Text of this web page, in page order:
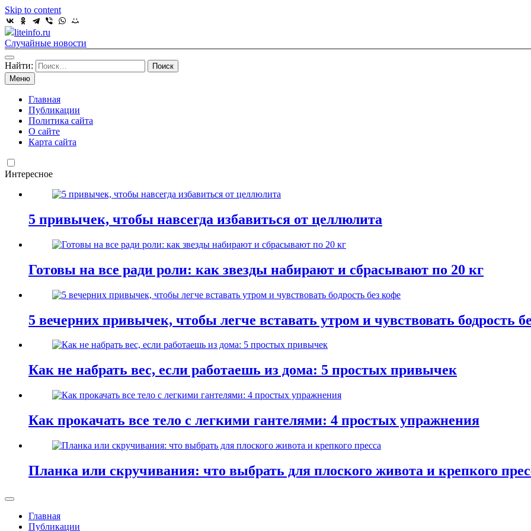
Skip to content
liteinfo.ru
Случайные новости
Найти:
Меню
Главная
Публикации
Политика сайта
О сайте
Карта сайта
Интересное
5 привычек, чтобы навсегда избавиться от целлюлита
Готовы на все ради роли: как звезды набирают и сбрасывают по 20 кг
5 вечерних привычек, чтобы легче вставать утром и чувствовать бодрость
Как не набрать вес, если работаешь из дома: 5 простых привычек
Как прокачать все тело с легкими гантелями: 4 простых упражнения
Планка или скручивания: что выбрать для плоского живота и крепкого
Главная
Публикации